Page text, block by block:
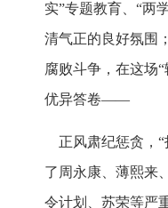
实”专题教育、“两
清气正的良好氛围
腐败斗争，在这场
优异答卷——
正风肃纪惩贪，“
了周永康、薄熙来
令计划、苏荣等严